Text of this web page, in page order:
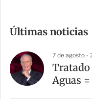
p
a
r
t
Últimas noticias
7 de agosto -
Tratado
Aguas